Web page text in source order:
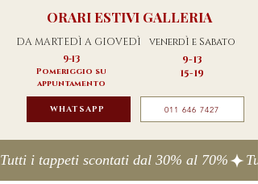
ORARI ESTIVI GALLERIA
DA MARTEDÌ A GIOVEDÌ venerdÌ e Sabato
9-13
Pomeriggio su
appuntamento
9-13
15-19
WHATSAPP 011 646 7427
Tutti i tappeti scontati dal 30% al 70%